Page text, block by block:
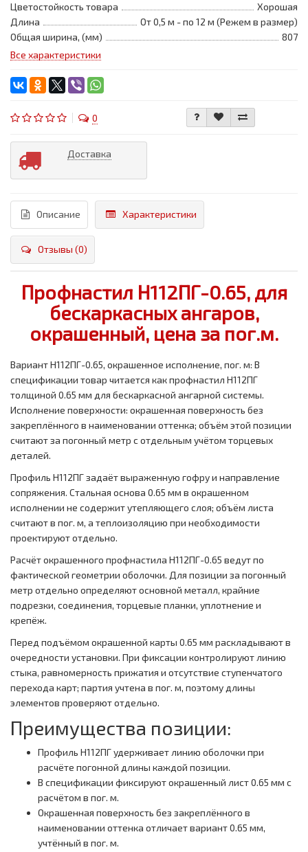
Цветостойкость товара
Хорошая
Длина
От 0,5 м - по 12 м (Режем в размер)
Общая ширина, (мм)
807
Все характеристики
0
Доставка
Описание Характеристики
Отзывы (0)
Профнастил Н112ПГ-0.65, для
бескаркасных ангаров,
окрашенный, цена за пог.м.
Вариант Н112ПГ-0.65, окрашенное исполнение, пог. м: В
спецификации товар читается как профнастил Н112ПГ
толщиной 0.65 мм для бескаркасной ангарной системы.
Исполнение поверхности: окрашенная поверхность без
закреплённого в наименовании оттенка; объём этой позиции
считают за погонный метр с отдельным учётом торцевых
деталей.
Профиль Н112ПГ задаёт выраженную гофру и направление
сопряжения. Стальная основа 0.65 мм в окрашенном
исполнении не содержит утепляющего слоя; объём листа
считают в пог. м, а теплоизоляцию при необходимости
проектируют отдельно.
Расчёт окрашенного профнастила Н112ПГ-0.65 ведут по
фактической геометрии оболочки. Для позиции за погонный
метр отдельно определяют основной металл, крайние
подрезки, соединения, торцевые планки, уплотнение и
крепёж.
Перед подъёмом окрашенной карты 0.65 мм раскладывают в
очередности установки. При фиксации контролируют линию
стыка, равномерность прижатия и отсутствие ступенчатого
перехода карт; партия учтена в пог. м, поэтому длины
элементов проверяют отдельно.
Преимущества позиции:
Профиль Н112ПГ удерживает линию оболочки при
расчёте погонной длины каждой позиции.
В спецификации фиксируют окрашенный лист 0.65 мм с
расчётом в пог. м.
Окрашенная поверхность без закреплённого в
наименовании оттенка отличает вариант 0.65 мм,
учтённый в пог. м.